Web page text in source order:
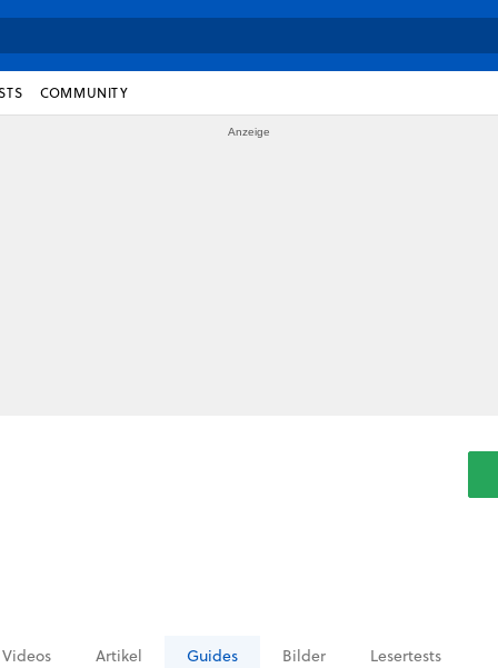
COMMUNITY
Videos Artikel Guides Bilder Lesertests